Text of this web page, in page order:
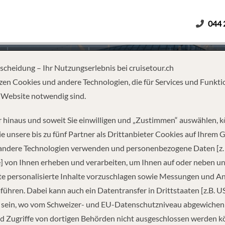
044
ISLAND: QUÉBEC CITY,
REISEINFORMATIONEN
– Ihr Nutzungserlebnis bei cruisetour.ch
Cookies und andere Technologien, die für Services und
notwendig sind.
hinaus und soweit Sie einwilligen und „Zustimmen“ auswählen,
unsere bis zu fünf Partner als Drittanbieter Cookies auf Ihrem
Technologien verwenden und personenbezogene Daten [z.
von Ihnen erheben und verarbeiten, um Ihnen auf oder neben
personalisierte Inhalte vorzuschlagen sowie Messungen und
Dabei kann auch ein Datentransfer in Drittstaaten [z.B.
wo vom Schweizer- und EU-Datenschutzniveau
Zugriffe von dortigen Behörden nicht ausgeschlossen werden